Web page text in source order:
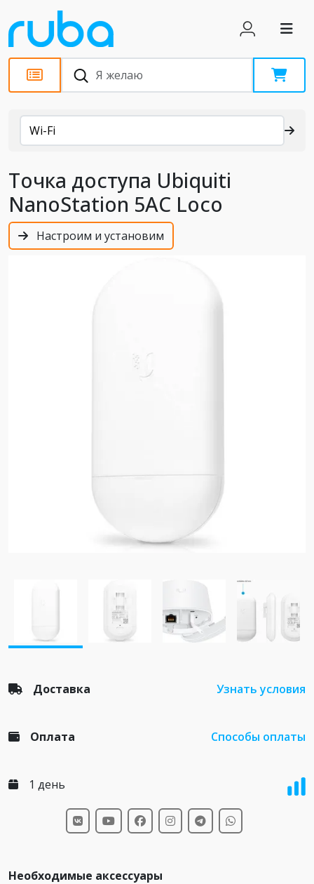
Каталог
Wi-Fi
Точка доступа Ubiquiti
NanoStation 5AC Loco
Настроим и установим
Доставка Узнать условия
Оплата Способы оплаты
1 день
Необходимые аксессуары